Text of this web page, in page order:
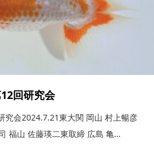
回研究会
究会2024.7.21東大関 岡山 村上暢彦
福山 佐藤瑛二東取締 広島 亀…